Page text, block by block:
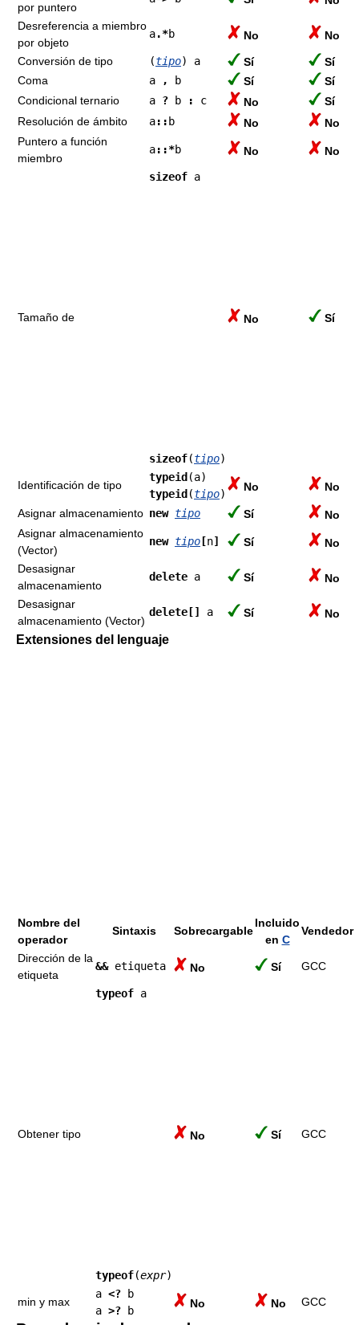
por puntero
Desreferencia a miembro
por objeto
a.*b No
No
Conversión de tipo
(tipo) a Sí
Sí
Coma
a , b Sí
Sí
Condicional ternario
a ? b : c No
Sí
Resolución de ámbito
a:: b No
No
Puntero a función
miembro
a::*b No No
Tamaño de
sizeof a
sizeof(tipo)
No Sí
Identificación de tipo
typeid (a)
typeid (tipo)
No No
Asignar almacenamiento new tipo Sí
No
Asignar almacenamiento
(Vector)
new tipo [n] Sí
No
Desasignar
almacenamiento
delete a Sí
No
Desasignar
almacenamiento (Vector)
delete[] a Sí No
Extensiones del lenguaje
Nombre del
operador
Sintaxis Sobrecargable
Incluido
en C
Vendedor
Dirección de la
etiqueta
&&etiqueta No Sí GCC
Obtener tipo
typeof a
typeof(expr)
No Sí GCC
min y max
a <? b
a >? b
No No GCC